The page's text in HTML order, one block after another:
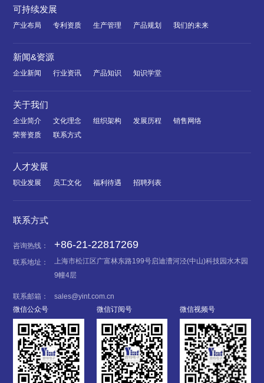
可持续发展
产业布局 专利资质 生产管理 产品规划 我们的未来
新闻&资源
企业新闻 行业资讯 产品知识 知识学堂
关于我们
企业简介 文化理念 组织架构 发展历程
销售网络
荣誉资质
联系方式
人才发展
职业发展 员工文化 福利待遇 招聘列表
联系方式
咨询热线： +86-21-22817269
联系地址：
上海市松江区广富林东路199号启迪漕河泾(中山)科技园水木园
9幢4层
联系邮箱：
sales@yint.com.cn
微信公众号
微信订阅号 微信视频号